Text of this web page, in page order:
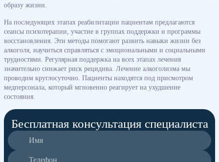
образу жизни.
На последующих этапах реабилитации пациентам предлагаются
сеансы психотерапии, участие в группах поддержки и программы
восстановления. Эти методы помогают развить навыки жизни без
алкоголя, научиться справляться с эмоциональными и социальными
трудностями. Регулярная поддержка на всех этапах лечения
значительно снижает риск рецидива. Лечение алкоголизма мы
проводим круглосуточно. Пациенты находятся под присмотром
медперсонала, который мгновенно реагирует на ухудшение
состояния.
Бесплатная консультация специалиста